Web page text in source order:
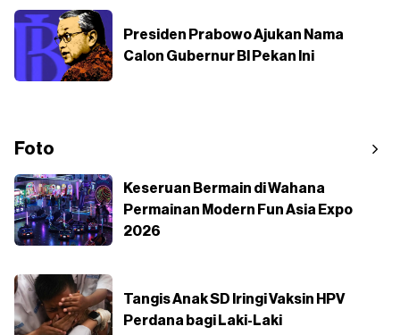
Presiden Prabowo Ajukan Nama
Calon Gubernur BI Pekan Ini
Foto
Keseruan Bermain di Wahana
Permainan Modern Fun Asia Expo
2026
Tangis Anak SD Iringi Vaksin HPV
Perdana bagi Laki-Laki